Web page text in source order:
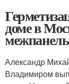
доме в
Александр
Владимиром